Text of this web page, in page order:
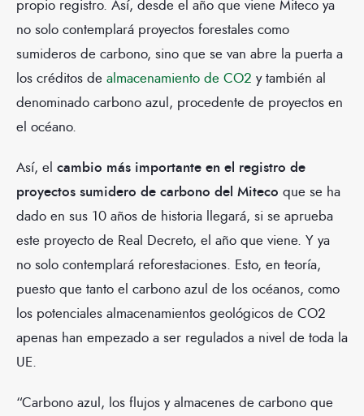
propio registro. Así, desde el año que viene Miteco ya
no solo contemplará proyectos forestales como
sumideros de carbono, sino que se van abre la puerta a
los créditos de almacenamiento de CO2 y también al
denominado carbono azul, procedente de proyectos en
el océano.
Así, el cambio más importante en el registro de
proyectos sumidero de carbono del Miteco que se ha
dado en sus 10 años de historia llegará, si se aprueba
este proyecto de Real Decreto, el año que viene. Y ya
no solo contemplará reforestaciones. Esto, en teoría,
puesto que tanto el carbono azul de los océanos, como
los potenciales almacenamientos geológicos de CO2
apenas han empezado a ser regulados a nivel de toda la
UE.
“Carbono azul, los flujos y almacenes de carbono que